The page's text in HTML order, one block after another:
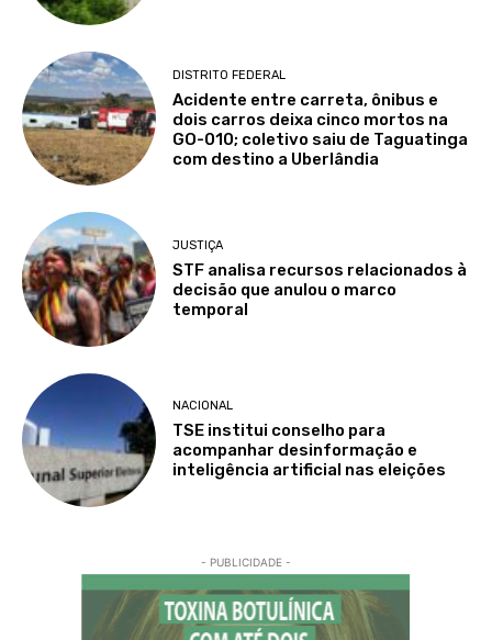
DISTRITO FEDERAL
Acidente entre carreta, ônibus e
dois carros deixa cinco mortos na
GO-010; coletivo saiu de Taguatinga
com destino a Uberlândia
JUSTIÇA
STF analisa recursos relacionados à
decisão que anulou o marco
temporal
NACIONAL
TSE institui conselho para
acompanhar desinformação e
inteligência artificial nas eleições
- PUBLICIDADE -